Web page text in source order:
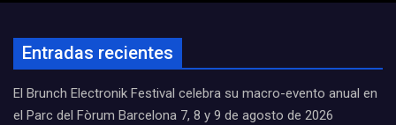
Entradas recientes
El Brunch Electronik Festival celebra su macro-evento anual en
el Parc del Fòrum Barcelona 7, 8 y 9 de agosto de 2026